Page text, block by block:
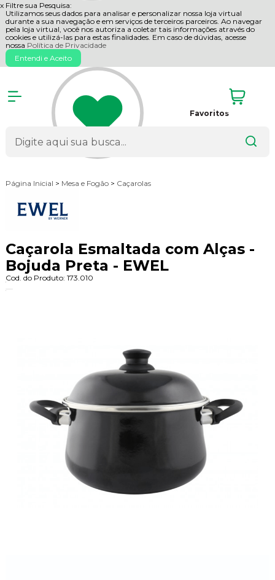
x Filtre sua Pesquisa:
Utilizamos seus dados para analisar e personalizar nossa loja virtual
durante a sua navegação e em serviços de terceiros parceiros. Ao navegar
pela loja virtual, você nos autoriza a coletar tais informações através do
cookies e utilizá-las para estas finalidades. Em caso de dúvidas, acesse
nossa Política de Privacidade
Entendi e Aceito
Favoritos
Página Inicial > Mesa e Fogão > Caçarolas
Caçarola Esmaltada com Alças -
Bojuda Preta - EWEL
Cod. do Produto: 173.010